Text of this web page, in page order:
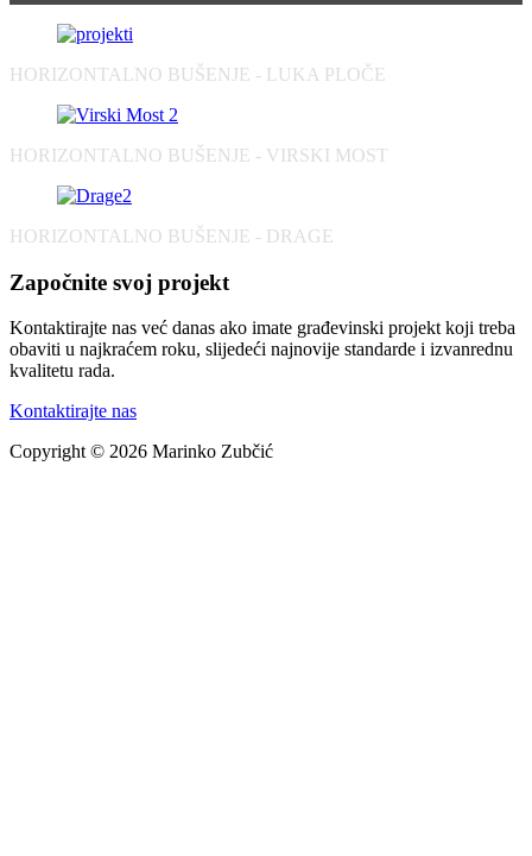
HORIZONTALNO BUŠENJE - LUKA PLOČE
HORIZONTALNO BUŠENJE - VIRSKI MOST
HORIZONTALNO BUŠENJE - DRAGE
Započnite svoj projekt
Kontaktirajte nas već danas ako imate građevinski projekt koji treba
obaviti u najkraćem roku, slijedeći najnovije standarde i izvanrednu
kvalitetu rada.
Kontaktirajte nas
Copyright © 2026 Marinko Zubčić